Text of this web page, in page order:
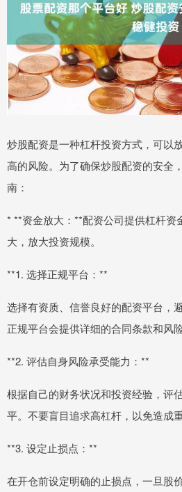
炒股配资是一种杠杆投资方式，可以
高的风险。为了确保炒股配资的安全
南：
* **资金放大：**配资公司提供杠杆资
大，放大投资规模。
**1. 选择正规平台：**
选择有资质、信誉良好的配资平台，
正规平台会提供详细的合同条款和风险
**2. 评估自身风险承受能力：**
根据自己的财务状况和投资经验，评
平。不要盲目追求高杠杆，以免造成重
**3. 设定止损点：**
在开仓前设定明确的止损点，一旦股